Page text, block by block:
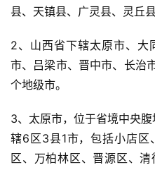
县、天镇县、广灵县、灵丘
2、山西省下辖太原市、大
市、吕梁市、晋中市、长治
个地级市。
3、太原市，位于省境中央
辖6区3县1市，包括小店区
区、万柏林区、晋源区、